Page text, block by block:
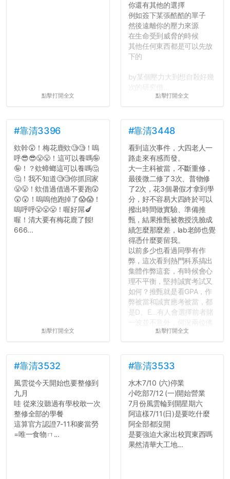
點擊打開全文
你還有其他的選擇
例如簽下某張酷酷的單子
然後遠離你的壓力來源
在生命受到威脅的時候
其他任何東西都是可以先放
下的
by某個壓力大到想自殺好幾
點擊打開全文
#靠清3396
欸幹😲！梅花鹿欸🧐🧐！嗚
呼😎😎😤😤！這可以養嗎🤪
🤪！？欸蟑螂這可以養嗎🤔
🤔！我不知道🧐🧐你抓回家
😤😤！欸借過借過不要跑😲
😲😲！嗚嗚他跑掉了😱😱！
嗚呼呼😤😤😤！喔好屌🍆
喔！清大要有梅花鹿了餒!
666...
點擊打開全文
#靠清3448
看到這次事件，大四老人一
路走來有感而發。
大一主科被當，不斷重修，
最後微二修了3次、普物修
了2次，花3個暑假才拿到學
分，好不容易大四終於可以
撥出時間做實驗、準備推
甄，結果推甄被教授洗臉成
績怎麼那麼差，lab老師也覺
得憑什麼要留我。
以前多少也看過同學有作
弊，這次看到熱門科系搞出
集體作弊這套，有時候會心
理不平衡，堅持誠實考試又
如何？推甄就是看GPA，作
弊被當和誠實應考被當，都
是D、E...有人會選擇前者賭
一波並不意外，何況兩位佛
心教授看起來要輕輕放下
長作弊的風氣。
反正老人我明天就要搬離新
竹，之後如何發展與我無
關，就當最後一天發個牢騷
吧XD，祝學弟妹們修課順利
~~...
點擊打開全文
#靠清3532
風雲從今天開始也要整修到
九月
哇 從來沒聽過有學校敢一次
整修全部的學餐
這算官方認證7-11和麥當勞
=唯一食物ㄇ...
#靠清3533
水木7/10 (六)停業
小吃部7/12 (一)開始營業
7月份風雲輪到開星期六
阿這樣7/11(日)是要吃什麼
阿全部都沒開
是要強迫大家出校買東西嗎
果然清華大工地...